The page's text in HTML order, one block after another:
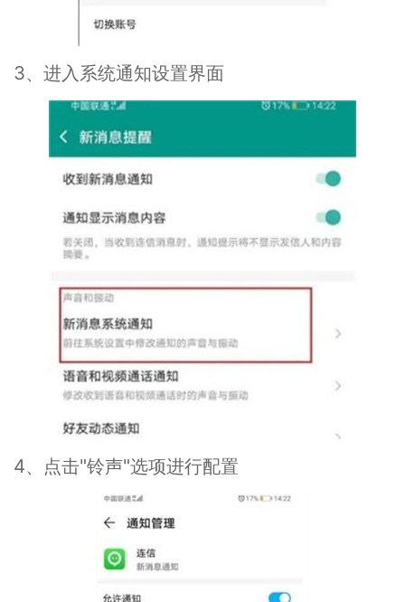
3、进入系统通知设置界面
4、点击"铃声"选项进行配置